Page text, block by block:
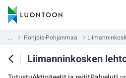
... Pohjois-Pohjanmaa
Liimanninkosken